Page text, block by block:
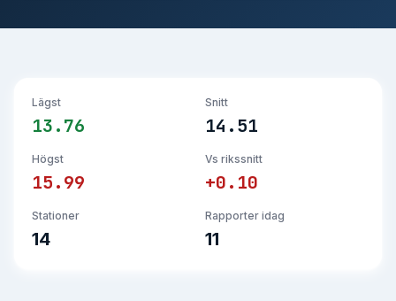
Lägst
13.76
Snitt
14.51
Högst
15.99
Vs rikssnitt
+0.10
Stationer
14
Rapporter idag
11